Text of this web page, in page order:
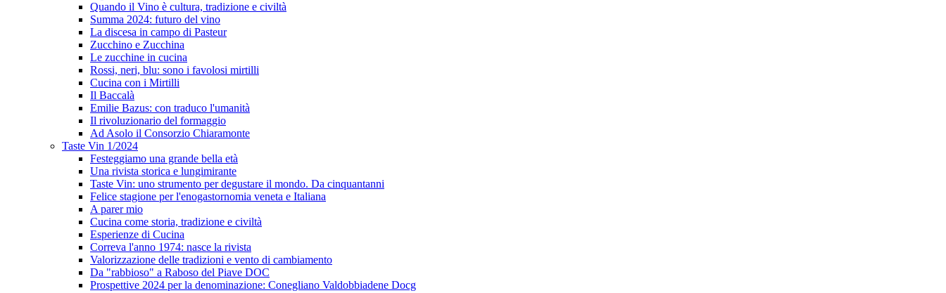
Quando il Vino è cultura, tradizione e civiltà
Summa 2024: futuro del vino
La discesa in campo di Pasteur
Zucchino e Zucchina
Le zucchine in cucina
Rossi, neri, blu: sono i favolosi mirtilli
Cucina con i Mirtilli
Il Baccalà
Emilie Bazus: con traduco l'umanità
Il rivoluzionario del formaggio
Ad Asolo il Consorzio Chiaramonte
Taste Vin 1/2024
Festeggiamo una grande bella età
Una rivista storica e lungimirante
Taste Vin: uno strumento per degustare il mondo. Da cinquantanni
Felice stagione per l'enogastornomia veneta e Italiana
A parer mio
Cucina come storia, tradizione e civiltà
Esperienze di Cucina
Correva l'anno 1974: nasce la rivista
Valorizzazione delle tradizioni e vento di cambiamento
Da "rabbioso" a Raboso del Piave DOC
Prospettive 2024 per la denominazione: Conegliano Valdobbiadene Docg